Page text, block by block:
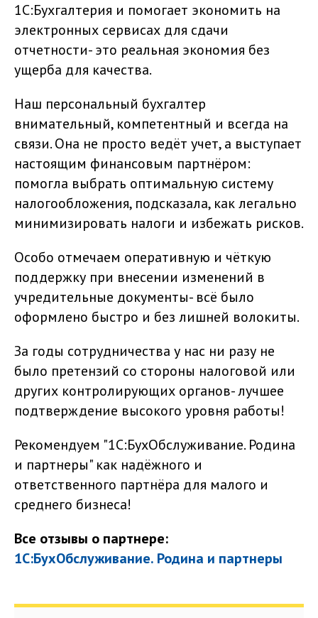
1С:Бухгалтерия и помогает экономить на
электронных сервисах для сдачи
отчетности- это реальная экономия без
ущерба для качества.
Наш персональный бухгалтер
внимательный, компетентный и всегда на
связи. Она не просто ведёт учет, а выступает
настоящим финансовым партнёром:
помогла выбрать оптимальную систему
налогообложения, подсказала, как легально
минимизировать налоги и избежать рисков.
Особо отмечаем оперативную и чёткую
поддержку при внесении изменений в
учредительные документы- всё было
оформлено быстро и без лишней волокиты.
За годы сотрудничества у нас ни разу не
было претензий со стороны налоговой или
других контролирующих органов- лучшее
подтверждение высокого уровня работы!
Рекомендуем "1С:БухОбслуживание. Родина
и партнеры" как надёжного и
ответственного партнёра для малого и
среднего бизнеса!
Все отзывы о партнере:
1С:БухОбслуживание. Родина и партнеры